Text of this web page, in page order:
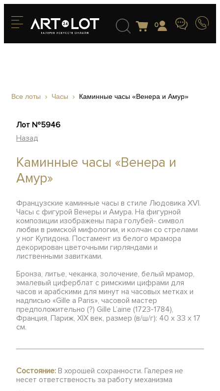
0
Все лоты Часы Каминные часы «Венера и Амур»
Лот №5946
Назад
Каминные часы «Венера и
Амур»
Французские каминные часы в стиле Людовика XVI.
Часы с фигурой Венеры и Амура. На фигурной
композиции изображены пара голубей- символ
любви в римской мифологии, и колчан со стрелами
у ног Купидона. Постамент из белого мрамора
декорирован цветочными гирляндами и
лиственными завитками.
Бронза, литье, чеканка, золочение, белый мрамор,
эмалевый циферблат с римскими цифрами для
часов и арабскими для минут на часовых метках и
надписью «Gille а Paris», часовой мастер
предположительно (?) Gille L’aine (1723-1784),
Франция, Париж, XIX век, размер (в/ш/г): 40 х 33 х 17
см.
Состояние: В хорошей сохранности. Галерея не
несет ответственость за работу механизма